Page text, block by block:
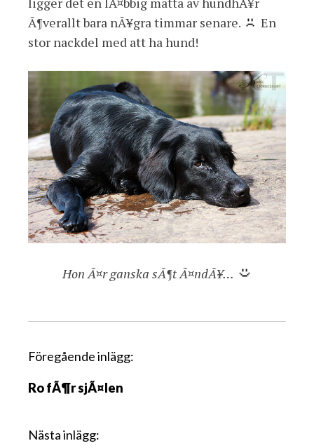
Ã¶verallt bara nÃ¥gra timmar senare.
En
stor nackdel med att ha hund!
Hon Ã¤r ganska sÃ¶t Ã¤ndÃ¥…
I
l
g
Föregående inlägg:
Ro fÃ¶r sjÃ¤len
Nästa inlägg: